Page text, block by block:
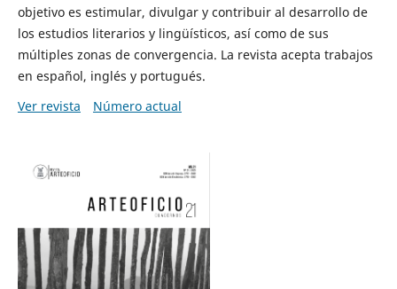
objetivo es estimular, divulgar y contribuir al desarrollo de
los estudios literarios y lingüísticos, así como de sus
múltiples zonas de convergencia. La revista acepta trabajos
en español, inglés y portugués.
Ver revista
Número actual